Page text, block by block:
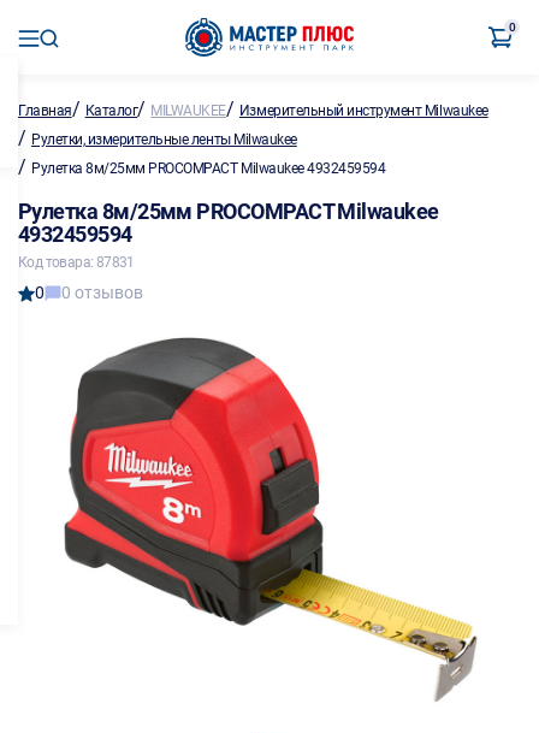
0
Главная/ Каталог/ MILWAUKEE/ Измерительный инструмент Milwaukee
/ Рулетки, измерительные ленты Milwaukee
/ Рулетка 8м/25мм PROCOMPACT Milwaukee 4932459594
Рулетка 8м/25мм PROCOMPACT Milwaukee
4932459594
Код товара: 87831
0 0 отзывов